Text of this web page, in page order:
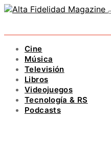
Cine
Música
Televisión
Libros
Videojuegos
Tecnología & RS
Podcasts